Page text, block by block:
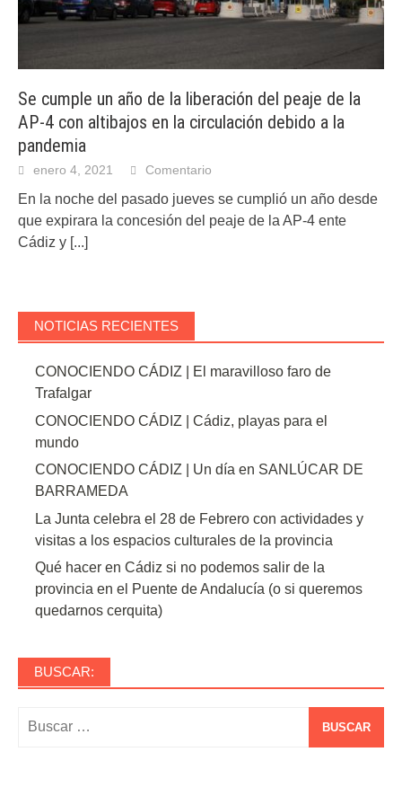
Se cumple un año de la liberación del peaje de la
AP-4 con altibajos en la circulación debido a la
pandemia
enero 4, 2021 Comentario
En la noche del pasado jueves se cumplió un año desde
que expirara la concesión del peaje de la AP-4 ente
Cádiz y [...]
NOTICIAS RECIENTES
CONOCIENDO CÁDIZ | El maravilloso faro de
Trafalgar
CONOCIENDO CÁDIZ | Cádiz, playas para el
mundo
CONOCIENDO CÁDIZ | Un día en SANLÚCAR DE
BARRAMEDA
La Junta celebra el 28 de Febrero con actividades y
visitas a los espacios culturales de la provincia
Qué hacer en Cádiz si no podemos salir de la
provincia en el Puente de Andalucía (o si queremos
quedarnos cerquita)
BUSCAR: